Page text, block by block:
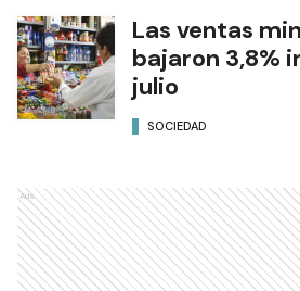
Las ventas
bajaron 3,8%
julio
SOCIEDAD
Ads